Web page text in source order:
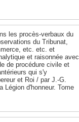
les procès-verbaux du
du Tribunat,
etc. etc. et
et raisonnée avec
de procédure civile et
qui s'y
et Roi / par J.-G.
Légion d'honneur. Tome